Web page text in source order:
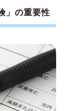
編】
ァをつけ
金）
」の重要性